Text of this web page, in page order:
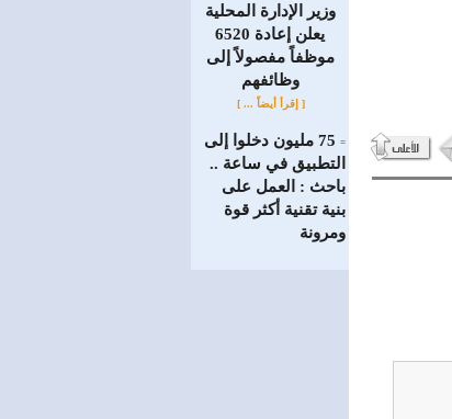
وزير الإدارة المحلية
يعلن إعادة 6520
موظفاً مفصولاً إلى
‏وظائفهم
[ إقرأ أيضاً ... ]
=
75 مليون دخلوا إلى
التطبيق في ساعة ..
باحث : العمل على
بنية تقنية أكثر قوة
ومرونة